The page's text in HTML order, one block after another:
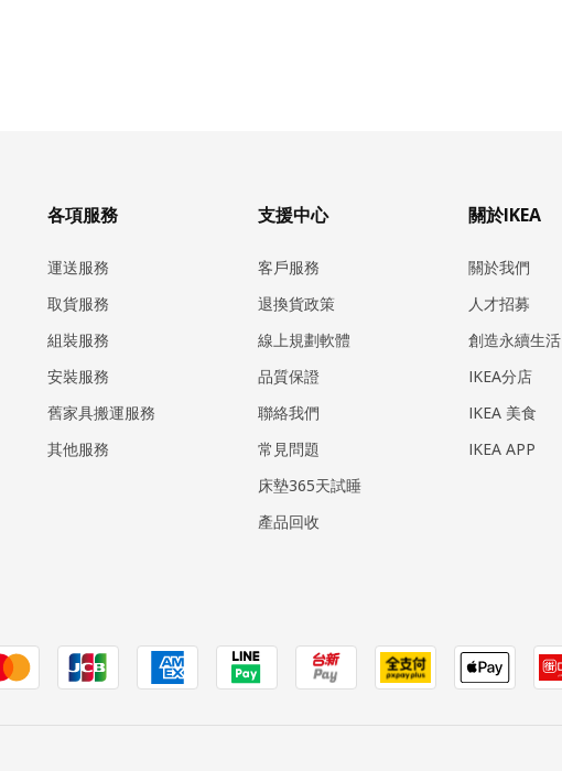
各項服務
運送服務
取貨服務
組裝服務
安裝服務
​舊家具搬運服務
其他服務
支援中心
客戶服務
退換貨政策
線上規劃軟體
品質保證
聯絡我們
常見問題
床墊365天試睡
產品回收
關於IKEA
關於我們
人才招募
創造永續生活
IKEA分店
IKEA 美食
IKEA APP